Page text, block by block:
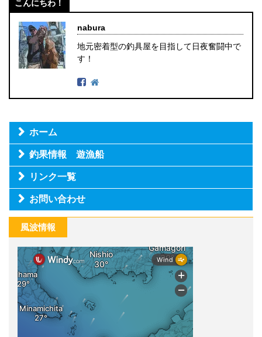
こんにちわ！
nabura
地元密着型の釣具屋を目指して日夜奮闘中で
す！
ホーム
釣果情報 遊漁船
リンク一覧
お問い合わせ
風波情報